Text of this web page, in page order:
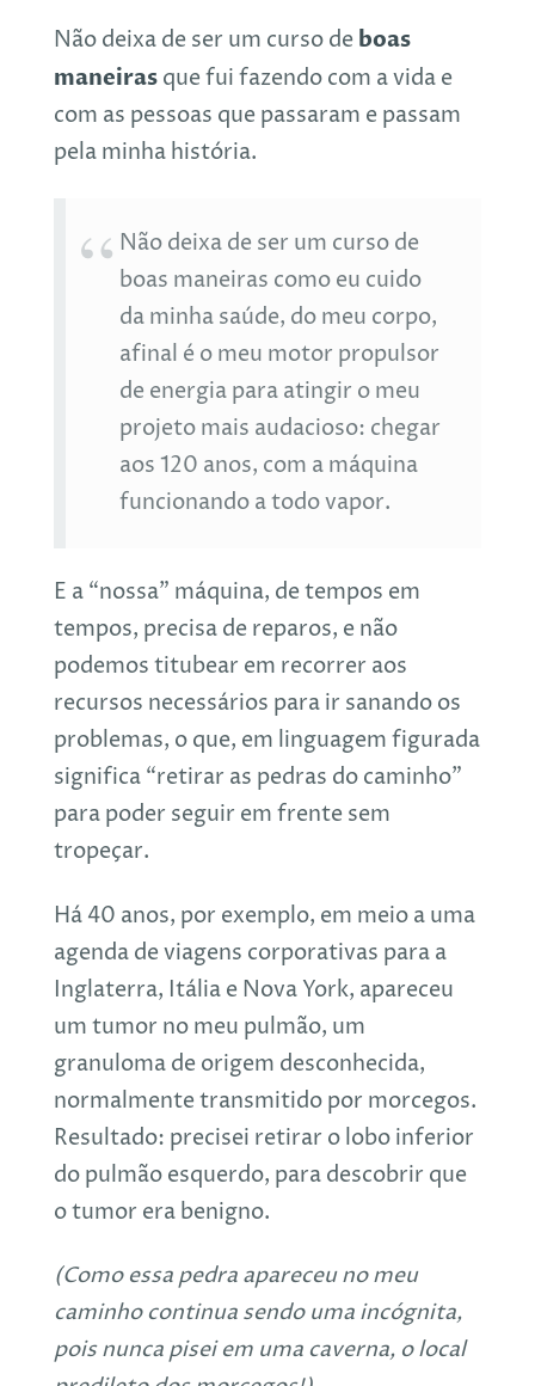
Não deixa de ser um curso de boas
maneiras que fui fazendo com a vida e
com as pessoas que passaram e passam
pela minha história.
Não deixa de ser um curso de
boas maneiras como eu cuido
da minha saúde, do meu corpo,
afinal é o meu motor propulsor
de energia para atingir o meu
projeto mais audacioso: chegar
aos 120 anos, com a máquina
funcionando a todo vapor.
E a “nossa” máquina, de tempos em
tempos, precisa de reparos, e não
podemos titubear em recorrer aos
recursos necessários para ir sanando os
problemas, o que, em linguagem figurada
significa “retirar as pedras do caminho”
para poder seguir em frente sem
tropeçar.
Há 40 anos, por exemplo, em meio a uma
agenda de viagens corporativas para a
Inglaterra, Itália e Nova York, apareceu
um tumor no meu pulmão, um
granuloma de origem desconhecida,
normalmente transmitido por morcegos.
Resultado: precisei retirar o lobo inferior
do pulmão esquerdo, para descobrir que
o tumor era benigno.
(Como essa pedra apareceu no meu
caminho continua sendo uma incógnita,
pois nunca pisei em uma caverna, o local